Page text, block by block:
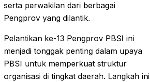
serta perwakilan dari berbagai
Pengprov yang dilantik.
Pelantikan ke-13 Pengprov PBSI ini
menjadi tonggak penting dalam upaya
PBSI untuk memperkuat struktur
organisasi di tingkat daerah. Langkah ini